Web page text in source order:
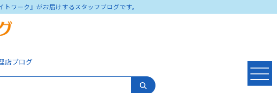
ワーク』がお届けするスタッフブログです。
店ブログ